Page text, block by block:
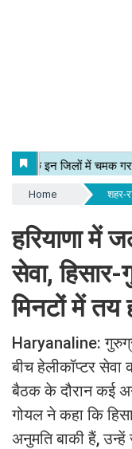
Home शहर-
हरियाणा में
सेवा,
मिनटों में
Haryanaline:
बीच हेलीकॉप्टर सेवा
बैठक के दौरान कई
गोयल ने कहा कि
अनुमति बाकी हैं, उन्हें